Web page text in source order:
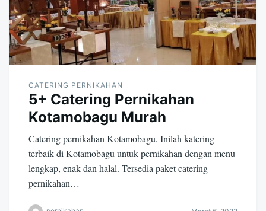
CATERING PERNIKAHAN
5+ Catering Pernikahan
Kotamobagu Murah
Catering pernikahan Kotamobagu, Inilah katering
terbaik di Kotamobagu untuk pernikahan dengan menu
lengkap, enak dan halal. Tersedia paket catering
pernikahan…